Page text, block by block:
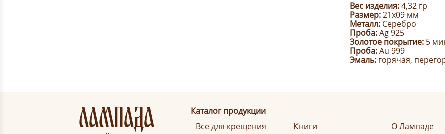
Вес изделия:4,32 гр
Размер:21х09 мм
Металл: Серебро
Проба:Ag 925
Золотое покрытие: 5
Проба:Au 999
Эмаль: горячая,
Каталог продукции
Все для крещения
Книги
О Лампаде